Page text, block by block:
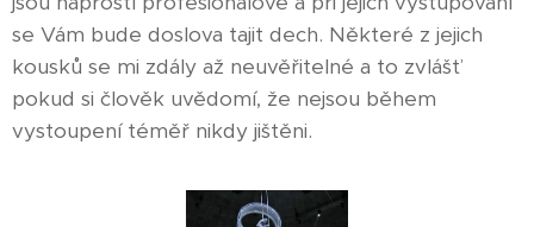
se Vám bude doslova tajit dech. Některé z jejich
kousků se mi zdály až neuvěřitelné a to zvlášť
pokud si člověk uvědomí, že nejsou během
vystoupení téměř nikdy jištěni.